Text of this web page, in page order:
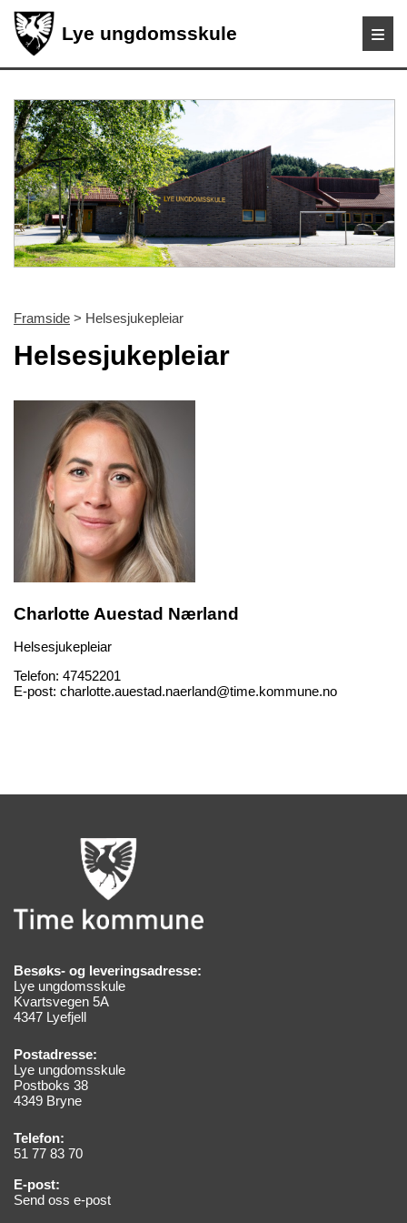
Lye ungdomsskule
Framside > Helsesjukepleiar
Helsesjukepleiar
Charlotte Auestad Nærland
Helsesjukepleiar
Telefon: 47452201
E-post: charlotte.auestad.naerland@time.kommune.no
Besøks- og leveringsadresse:
Lye ungdomsskule
Kvartsvegen 5A
4347 Lyefjell
Postadresse:
Lye ungdomsskule
Postboks 38
4349 Bryne
Telefon:
51 77 83 70
E-post:
Send oss e-post